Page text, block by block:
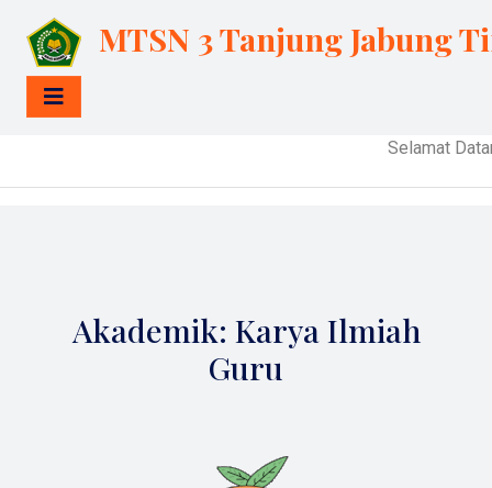
MTSN 3 Tanjung Jabung
Selamat Datang
Akademik: Karya Ilmiah
Guru